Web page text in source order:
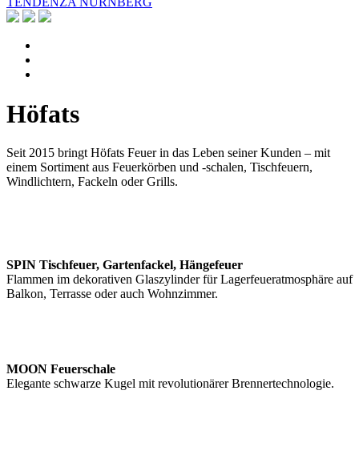
Höfats
Seit 2015 bringt Höfats Feuer in das Leben seiner Kunden – mit
einem Sortiment aus Feuerkörben und -schalen, Tischfeuern,
Windlichtern, Fackeln oder Grills.
SPIN Tischfeuer, Gartenfackel, Hängefeuer
Flammen im dekorativen Glaszylinder für Lagerfeueratmosphäre auf
Balkon, Terrasse oder auch Wohnzimmer.
MOON Feuerschale
Elegante schwarze Kugel mit revolutionärer Brennertechnologie.